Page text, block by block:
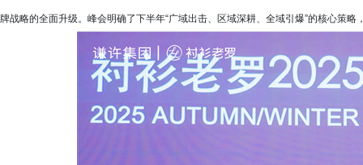
牌战略的全面升级。峰会明确了下半年“广域出击、区域深耕、全域引爆”的核心策